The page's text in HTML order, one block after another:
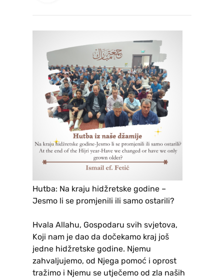
Hutba: Na kraju hidžretske godine –
Jesmo li se promjenili ili samo ostarili?
Hvala Allahu, Gospodaru svih svjetova,
Koji nam je dao da dočekamo kraj još
jedne hidžretske godine. Njemu
zahvaljujemo, od Njega pomoć i oprost
tražimo i Njemu se utječemo od zla naših